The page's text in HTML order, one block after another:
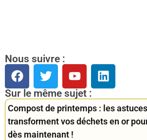
Nous suivre :
Sur le même sujet :
Compost de printemps : les
transforment vos déchets en or
dès maintenant !